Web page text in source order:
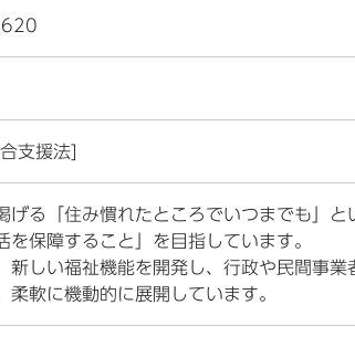
支援法]
げる「住み慣れたところでいつまでも」
を保障すること」を目指しています。
新しい福祉機能を開発し、行政や民間事
柔軟に機動的に展開しています。